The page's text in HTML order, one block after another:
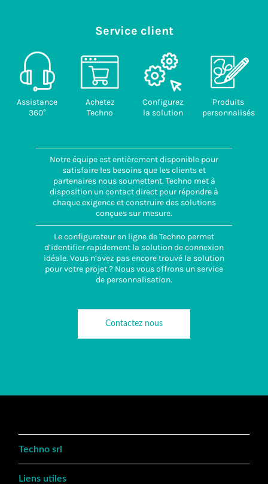
Service client
Assistance
360°
Achetez
Techno
Configurez
la solution
Produits
personnalisés
Notre équipe est entièrement disponible pour
satisfaire les besoins que les clients et
partenaires nous soumettent. Techno met à
disposition un contact direct pour répondre à
chaque exigence et construire des solutions
conçues sur mesure.
Le configurateur en ligne de Techno permet
d’identifier rapidement la solution de connexion
idéale. Vous n’avez pas encore trouvé la solution
pour votre projet ? Nous vous offrons un service
de personnalisation.
Contactez nous
Techno srl
Liens utiles